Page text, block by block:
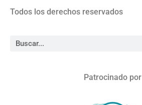
Todos los derechos reservados
Patrocinado por